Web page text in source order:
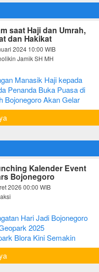
saat Haji dan Umrah,
dan Hakikat
2024 10:00 WIB
Jamik SH MH
Manasik Haji kepada
Penanda Buka Puasa di
Bojonegoro Akan Gelar
Kalender Event
Bojonegoro
2026 00:00 WIB
Hari Jadi Bojonegoro
2025
Blora Kini Semakin